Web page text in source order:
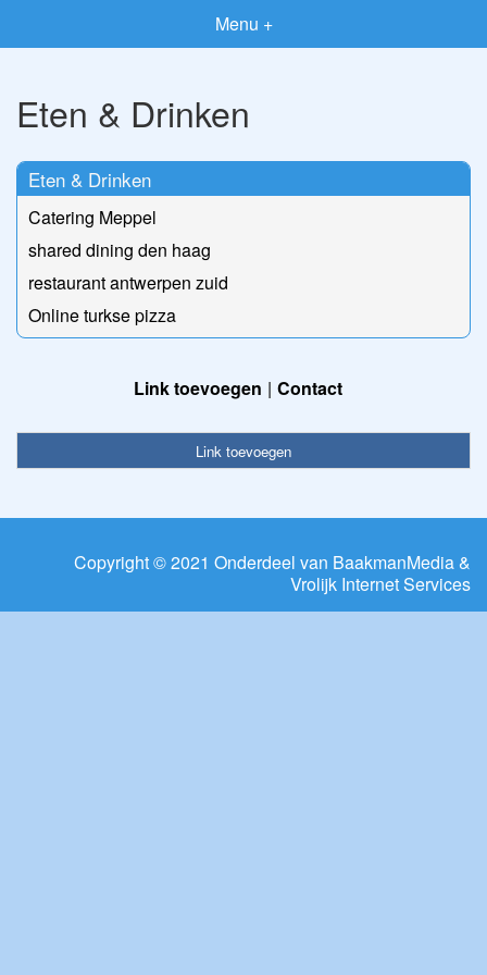
Menu +
Eten & Drinken
Eten & Drinken
Catering Meppel
shared dining den haag
restaurant antwerpen zuid
Online turkse pizza
Link toevoegen Contact
Link toevoegen
Copyright © 2021 Onderdeel van BaakmanMedia&
Vrolijk Internet Services